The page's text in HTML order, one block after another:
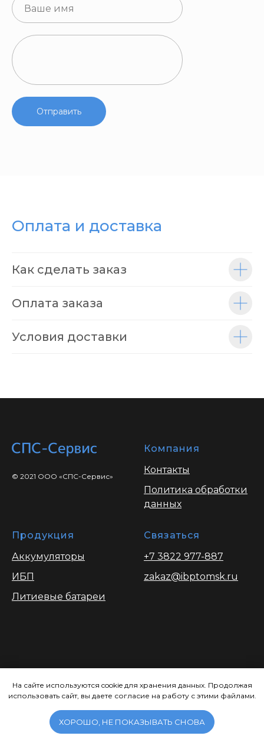
На сайте используются cookie для хранения данных. Продолжая
использовать сайт, вы даете согласие на работу с этими файлами.
ХОРОШО, НЕ ПОКАЗЫВАТЬ СНОВА
Отправить
Оплата и доставка
Как сделать заказ
Оплата заказа
Условия доставки
© 2021 ООО «СПС-Сервис»
Компания
Контакты
Политика обработки
данных
Продукция
Аккумуляторы
ИБП
Литиевые батареи
Связаться
+7 3822 977-887
zakaz@ibptomsk.ru
сайте носит ознакомительный характер
и ни при каких условиях не является
публичной офертой, определяемой
положениями Статьи 437.